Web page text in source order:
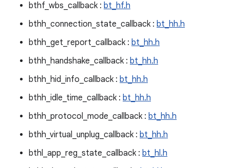
bthf_wbs_callback : bt_hf.h
bthh_connection_state_callback : bt_hh.h
bthh_get_report_callback : bt_hh.h
bthh_handshake_callback : bt_hh.h
bthh_hid_info_callback : bt_hh.h
bthh_idle_time_callback : bt_hh.h
bthh_protocol_mode_callback : bt_hh.h
bthh_virtual_unplug_callback : bt_hh.h
bthl_app_reg_state_callback : bt_hl.h